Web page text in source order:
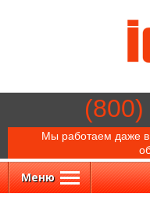
Мы работаем даже в
Меню